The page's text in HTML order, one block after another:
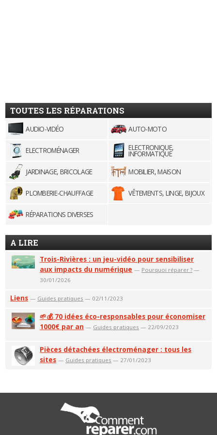
TOUTES LES RÉPARATIONS
AUDIO-VIDÉO AUTO-MOTO
ELECTROMÉNAGER ELECTRONIQUE,
INFORMATIQUE
JARDINAGE, BRICOLAGE
MOBILIER, MAISON
PLOMBERIE-CHAUFFAGE VÊTEMENTS, LINGE, BIJOUX
RÉPARATIONS DIVERSES
A LIRE
Trois-Rivières : un jeu-vidéo pour sensibiliser
aux impacts du numérique — Pourquoi réparer ? —
30/01/2026
Liens — Guides pratiques — 02/11/2023
🌱💰 70 idées éco-responsables pour économiser
1000€ par an — Guides pratiques — 22/09/2023
Pièces détachées électroménager : tous les
sites — Guides pratiques — 27/01/2023